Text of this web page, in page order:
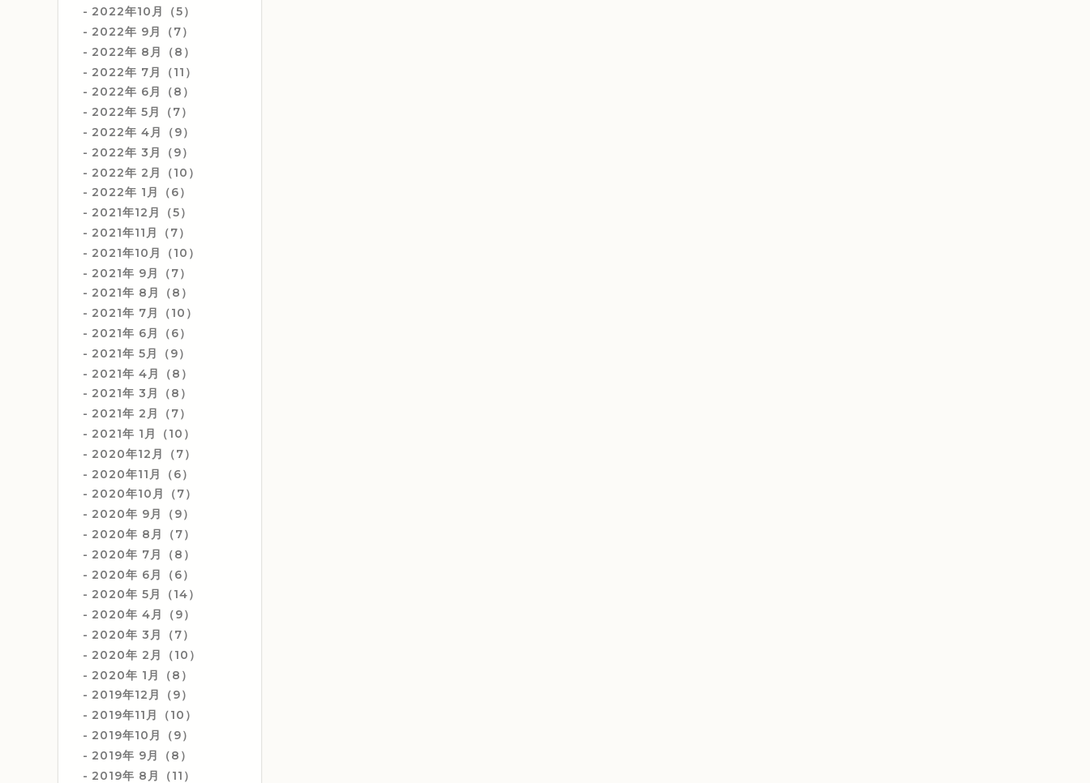
2022年10月（5）
2022年 9月（7）
2022年 8月（8）
2022年 7月（11）
2022年 6月（8）
2022年 5月（7）
2022年 4月（9）
2022年 3月（9）
2022年 2月（10）
2022年 1月（6）
2021年12月（5）
2021年11月（7）
2021年10月（10）
2021年 9月（7）
2021年 8月（8）
2021年 7月（10）
2021年 6月（6）
2021年 5月（9）
2021年 4月（8）
2021年 3月（8）
2021年 2月（7）
2021年 1月（10）
2020年12月（7）
2020年11月（6）
2020年10月（7）
2020年 9月（9）
2020年 8月（7）
2020年 7月（8）
2020年 6月（6）
2020年 5月（14）
2020年 4月（9）
2020年 3月（7）
2020年 2月（10）
2020年 1月（8）
2019年12月（9）
2019年11月（10）
2019年10月（9）
2019年 9月（8）
2019年 8月（11）